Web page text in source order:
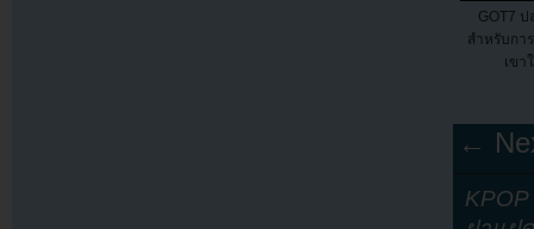
GOT7 ป
สำหรับกา
เขา
←